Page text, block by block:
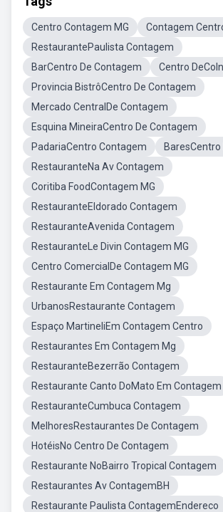
Centro Contagem MG
Contagem
RestaurantePaulista Contagem
BarCentro De Contagem
Centro
Provincia BistrôCentro De Contagem
Mercado CentralDe Contagem
Esquina MineiraCentro De Contagem
PadariaCentro Contagem
RestauranteNa Av Contagem
Coritiba FoodContagem MG
RestauranteEldorado Contagem
RestauranteAvenida Contagem
RestauranteLe Divin Contagem MG
Centro ComercialDe Contagem MG
Restaurante Em Contagem Mg
UrbanosRestaurante Contagem
Espaço MartineliEm Contagem Centro
Restaurantes Em Contagem Mg
RestauranteBezerrão Contagem
Restaurante Canto DoMato Em Contagem
RestauranteCumbuca Contagem
MelhoresRestaurantes De Contagem
HotéisNo Centro De Contagem
Restaurante NoBairro Tropical Contagem
Restaurantes Av ContagemBH
Restaurante Paulista ContagemEndereco